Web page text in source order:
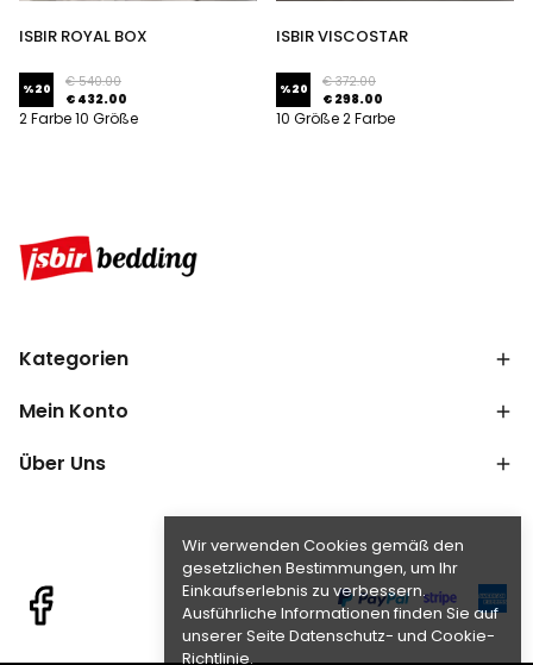
Wir verwenden Cookies gemäß den
gesetzlichen Bestimmungen, um Ihr
Einkaufserlebnis zu verbessern.
Ausführliche Informationen finden Sie auf
unserer Seite Datenschutz- und Cookie-
Richtlinie.
ISBIR ROYAL BOX
%20
€ 540.00
€ 432.00
2 Farbe 10 Größe
ISBIR VISCOSTAR
%20
€ 372.00
€ 298.00
10 Größe 2 Farbe
Kategorien
Mein Konto
Über Uns